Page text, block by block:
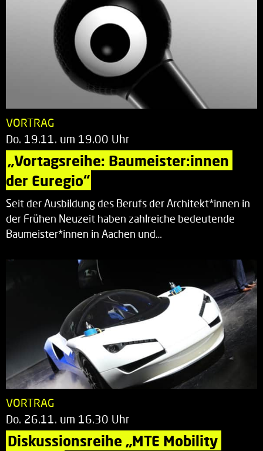
VORTRAG
Do. 19.11. um 19.00 Uhr
„Vortagsreihe: Baumeister:innen
der Euregio“
Seit der Ausbildung des Berufs der Architekt*innen in
der Frühen Neuzeit haben zahlreiche bedeutende
Baumeister*innen in Aachen und…
VORTRAG
Do. 26.11. um 16.30 Uhr
Diskussionsreihe „MTE Mobility